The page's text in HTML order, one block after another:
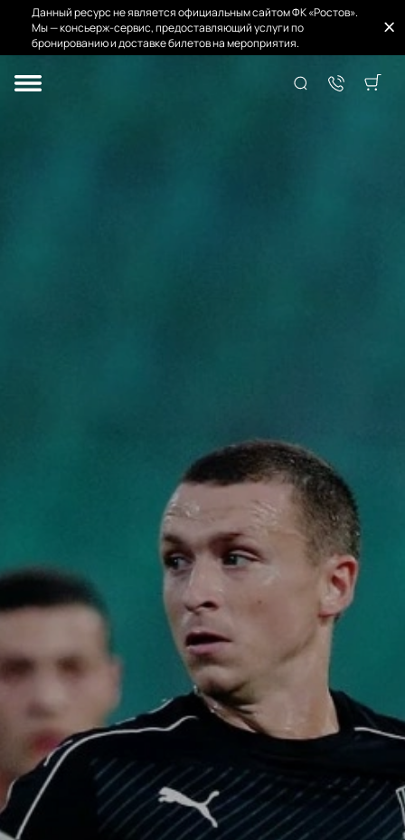
Данный ресурс не является официальным сайтом ФК «Ростов».
Мы — консьерж-сервис, предоставляющий услуги по
бронированию и доставке билетов на мероприятия.